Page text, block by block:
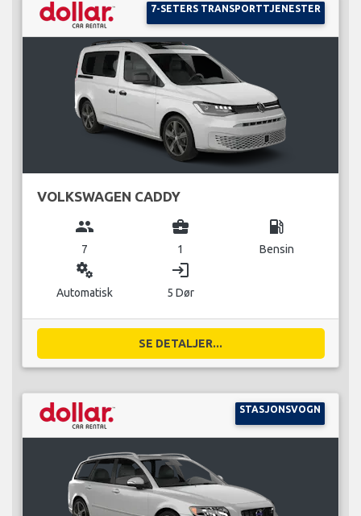
7-SETERS TRANSPORTTJENESTER
VOLKSWAGEN CADDY
group
7
business_center
1
local_gas_station
Bensin
miscellaneous_services
Automatisk
login
5 Dør
SE DETALJER...
STASJONSVOGN